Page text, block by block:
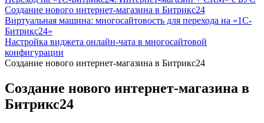
Создание нового интернет-магазина в Битрикс24
Виртуальная машина: многосайтовость для перехода на «1С-
Битрикс24»
Настройка виджета онлайн-чата в многосайтовой
конфигурации
Создание нового интернет-магазина в Битрикс24
Создание нового интернет-магазина в
Битрикс24